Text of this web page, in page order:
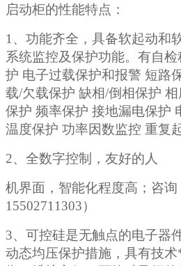
启动柜的性能特点：
1、功能齐全，具备软起动和
系统监控及保护功能。有自
护 电子过载保护和报警 短路
载/欠载保护 缺相/倒相保护
保护 频率保护 接地漏电保护
温度保护 功率因数监控 重复
2、全数字控制，友好的人
机界面，智能化程度高；咨询
15502711303）
3、可控硅是无触点的电子器
动态均压保护措施，具有技